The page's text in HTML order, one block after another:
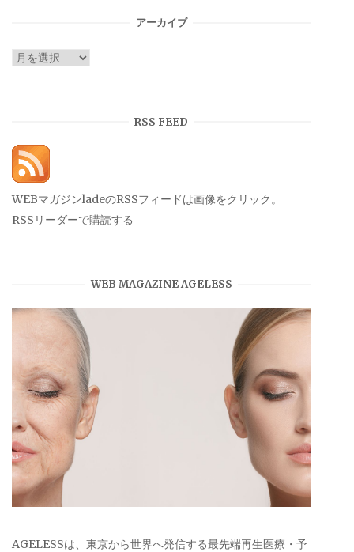
アーカイブ
ア
RSS FEED
WEBマガジンladeのRSSフィードは画像をクリック。
RSSリーダーで購読する
WEB MAGAZINE AGELESS
AGELESSは、東京から世界へ発信する最先端再生医療・予